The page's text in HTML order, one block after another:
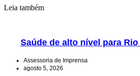
Leia também
Saúde de alto nível para
Assessoria de Imprensa
agosto 5, 2026